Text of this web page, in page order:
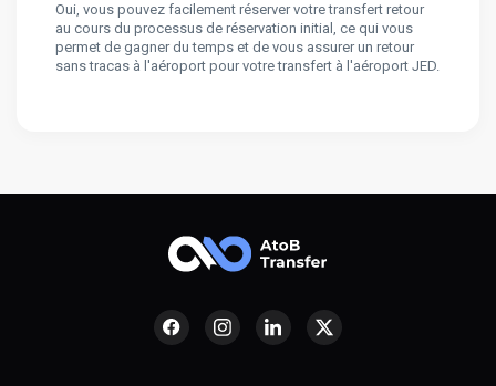
Oui, vous pouvez facilement réserver votre transfert retour
au cours du processus de réservation initial, ce qui vous
permet de gagner du temps et de vous assurer un retour
sans tracas à l'aéroport pour votre transfert à l'aéroport JED.